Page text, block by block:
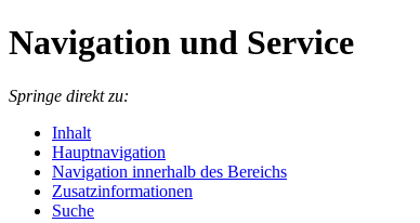
Navigation und Service
Springe direkt zu:
Inhalt
Hauptnavigation
Navigation innerhalb des Bereichs
Zusatzinformationen
Suche